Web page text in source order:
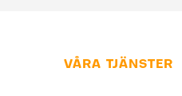
VÅRA TJÄNSTER